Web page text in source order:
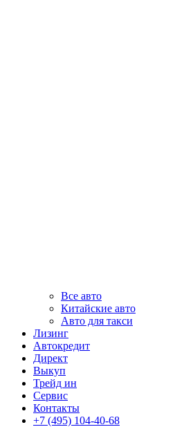
Все авто
Китайские авто
Авто для такси
Лизинг
Автокредит
Директ
Выкуп
Трейд ин
Сервис
Контакты
+7 (495) 104-40-68